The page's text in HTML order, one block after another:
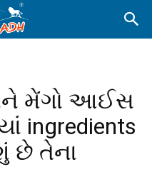
મેંગો આઈસ
ingredients
છે તેના